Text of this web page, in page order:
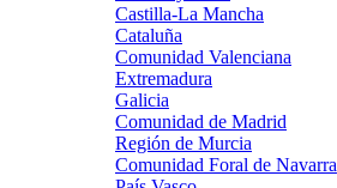
Castilla-La Mancha
Cataluña
Comunidad Valenciana
Extremadura
Galicia
Comunidad de Madrid
Región de Murcia
Comunidad Foral de Navarra